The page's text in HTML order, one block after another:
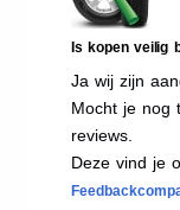
Is kopen veilig
Ja wij zijn
Mocht je nog
reviews.
Deze vind je